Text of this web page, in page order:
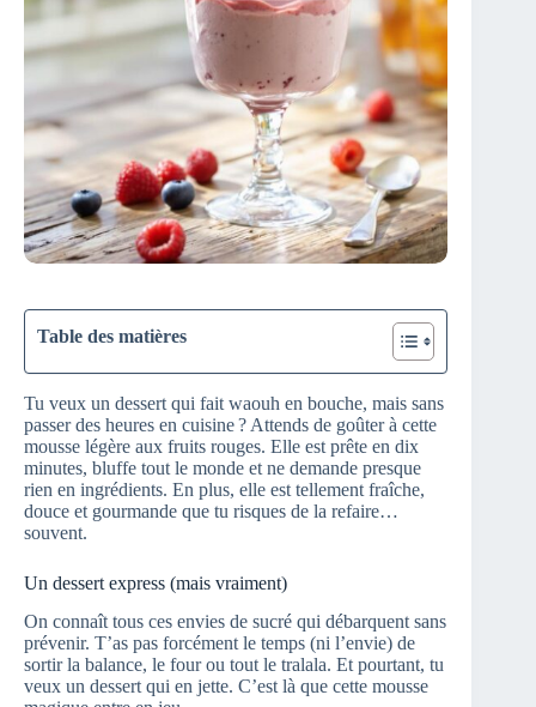
Table des matières
Tu veux un dessert qui fait waouh en bouche, mais sans
passer des heures en cuisine ? Attends de goûter à cette
mousse légère aux fruits rouges. Elle est prête en dix
minutes, bluffe tout le monde et ne demande presque
rien en ingrédients. En plus, elle est tellement fraîche,
douce et gourmande que tu risques de la refaire…
souvent.
Un dessert express (mais vraiment)
On connaît tous ces envies de sucré qui débarquent sans
prévenir. T’as pas forcément le temps (ni l’envie) de
sortir la balance, le four ou tout le tralala. Et pourtant, tu
veux un dessert qui en jette. C’est là que cette mousse